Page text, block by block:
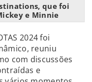
que foi
e Minnie
2024 foi
reuniu
com discussões
e